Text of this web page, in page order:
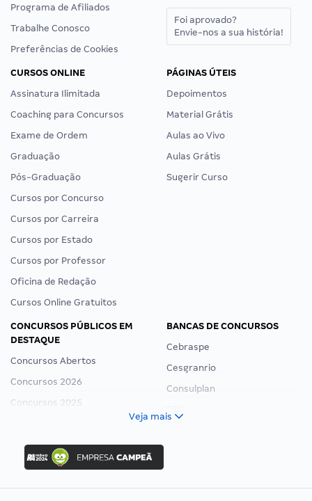
Programa de Afiliados
Trabalhe Conosco
Preferências de Cookies
Foi aprovado?
Envie-nos a sua história!
CURSOS ONLINE
Assinatura Ilimitada
Coaching para Concursos
Exame de Ordem
Graduação
Pós-Graduação
Cursos por Concurso
Cursos por Carreira
Cursos por Estado
Cursos por Professor
Oficina de Redação
Cursos Online Gratuitos
PÁGINAS ÚTEIS
Depoimentos
Material Grátis
Aulas ao Vivo
Aulas Grátis
Sugerir Curso
CONCURSOS PÚBLICOS EM
DESTAQUE
Concursos Abertos
Concursos 2026
Concursos 2025
Concurso Ibama
Concurso MPU
Editais publicados
BANCAS DE CONCURSOS
Cebraspe
Cesgranrio
Consulplan
Veja mais